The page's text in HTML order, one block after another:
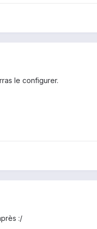
le configurer.
:/